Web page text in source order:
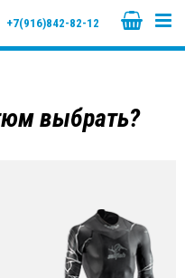
+7(916)842-82-12
выбрать?